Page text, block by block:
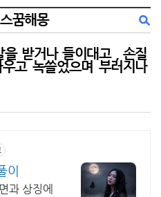
꿈해몽
받거나 들이대고 , 손질
고 녹쓸었으며 부러지나
이
과 상징에